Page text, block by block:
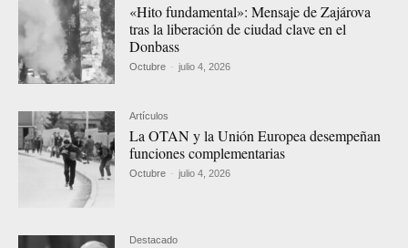
«Hito fundamental»: Mensaje de Zajárova
tras la liberación de ciudad clave en el
Donbass
Octubre - julio 4, 2026
Artículos
La OTAN y la Unión Europea desempeñan
funciones complementarias
Octubre - julio 4, 2026
Destacado